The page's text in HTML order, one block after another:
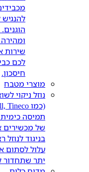
שירות
לכם
חיסכון.
מוצרי מטבח
נוזל ניקוי
תמיסה
של מכשירים
בניגוד
עלול לסתום
יתר שתחדור